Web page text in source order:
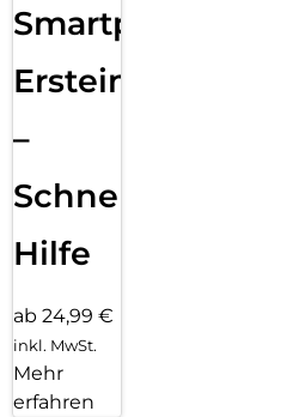
Smartphone
Ersteinrichtung
–
Schnelle
Hilfe
ab 24,99 €
inkl. MwSt.
Mehr
erfahren